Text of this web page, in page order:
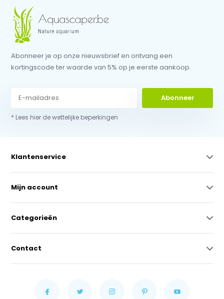
Abonneer je op onze nieuwsbrief en ontvang een
kortingscode ter waarde van 5% op je eerste aankoop.
Abonneer
* Lees hier de wettelijke beperkingen
Klantenservice
Mijn account
Categorieën
Contact